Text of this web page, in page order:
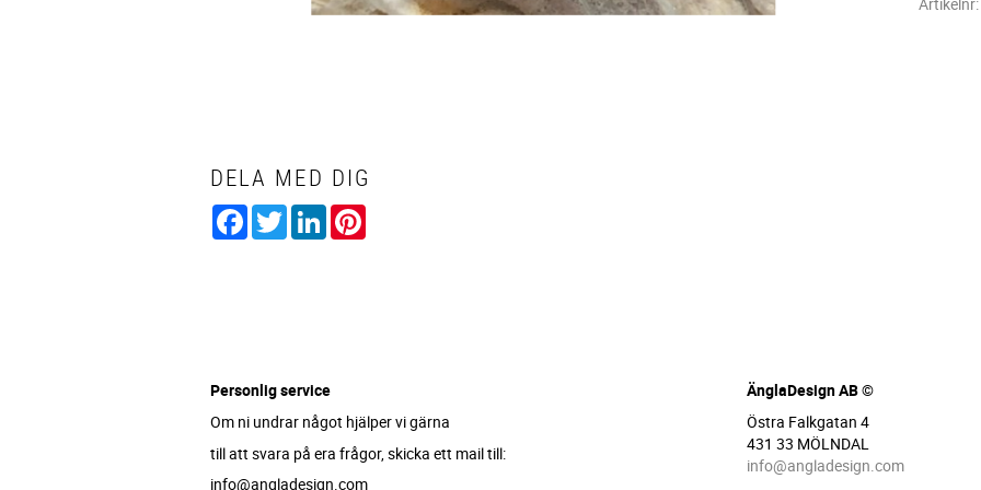
DELA MED DIG
Facebook
TwitterLinkedIn
Personlig service
Om ni undrar något hjälper vi gärna
till att svara på era frågor, skicka ett mail till:
info@angladesign.com
ÄnglaDesign AB ©
Östra Falkgatan 4
431 33 MÖLNDAL
info@angladesign.com